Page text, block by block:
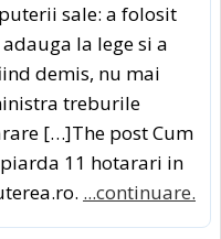
sale: a folosit
la lege si a
demis, nu mai
treburile
[…]The post Cum
11 hotarari in
...continuare.